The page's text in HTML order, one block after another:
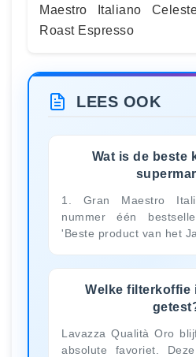
Maestro Italiano
Roast Espresso
LEES OOK
Wat is de beste
1. Gran Maestro
nummer één
'Beste product van het
Welke filterkoffie
Lavazza Qualità Oro
absolute favoriet.